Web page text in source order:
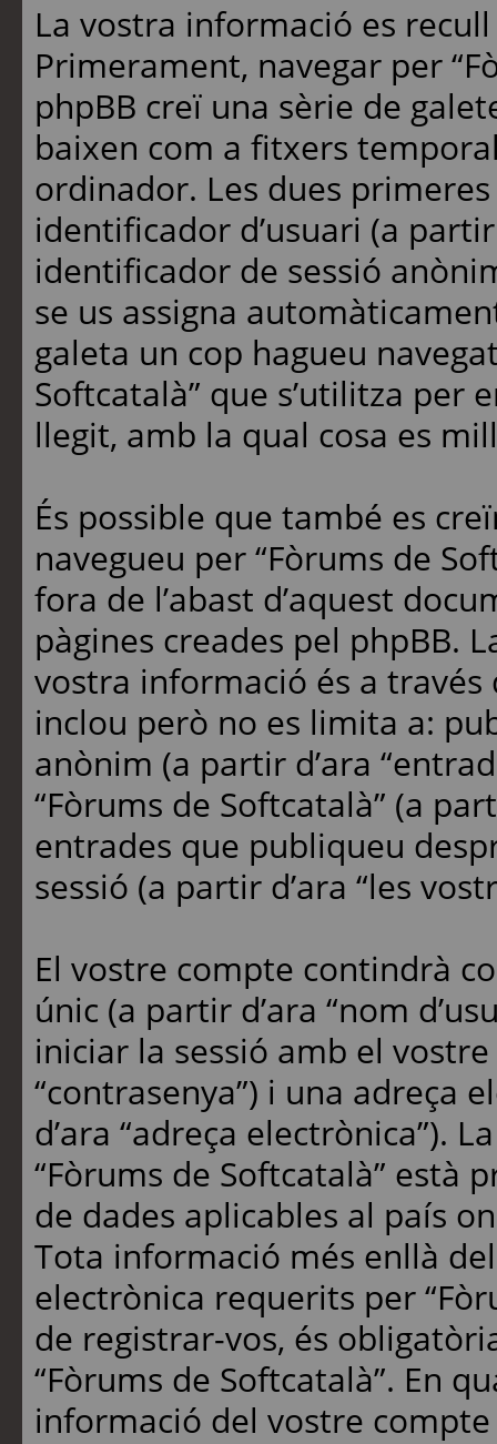
La vostra informació es
Primerament, navegar per
phpBB creï una sèrie de
baixen com a fitxers
ordinador. Les dues
identificador d’usuari (a partir
identificador de sessió
se us assigna
galeta un cop hagueu
Softcatalà” que s’utilitza per
llegit, amb la qual cosa es
És possible que també es
navegueu per “Fòrums de
fora de l’abast d’aquest
pàgines creades pel phpBB.
vostra informació és a
inclou però no es limita a:
anònim (a partir d’ara
“Fòrums de Softcatalà” (a
entrades que publiqueu
sessió (a partir d’ara “les
El vostre compte contindrà
únic (a partir d’ara “nom
iniciar la sessió amb el
“contrasenya”) i una adreça
d’ara “adreça electrònica”).
“Fòrums de Softcatalà” està
de dades aplicables al país
Tota informació més enllà
electrònica requerits per
de registrar-vos, és
“Fòrums de Softcatalà”. En
informació del vostre